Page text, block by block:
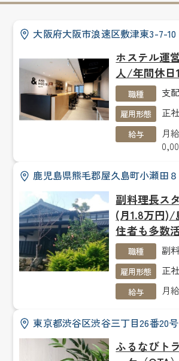
大阪府大阪市浪速区敷津東3-7-10
ホステル運
人/年間休日
職種 支
雇用形態 正
給与
月
鹿児島県熊毛郡屋久島町小瀬田
副料理長ス
(月1.8万円)/
住者も多数
職種 副
雇用形態 正
給与 月
東京都渋谷区渋谷三丁目26番20
ふるなびト